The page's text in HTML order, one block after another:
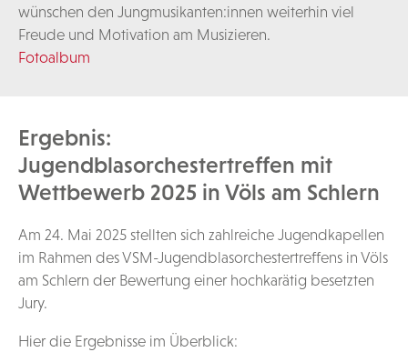
wünschen den Jungmusikanten:innen weiterhin viel
Freude und Motivation am Musizieren.
Fotoalbum
Ergebnis:
Jugendblasorchestertreffen mit
Wettbewerb 2025 in Völs am Schlern
Am 24. Mai 2025 stellten sich zahlreiche Jugendkapellen
im Rahmen des VSM-Jugendblasorchestertreffens in Völs
am Schlern der Bewertung einer hochkarätig besetzten
Jury.
Hier die Ergebnisse im Überblick: